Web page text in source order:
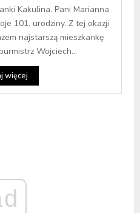
Kakulina. Pani Marianna
101. urodziny. Z tej okazji
najstarszą mieszkankę
Wojciech...
więcej